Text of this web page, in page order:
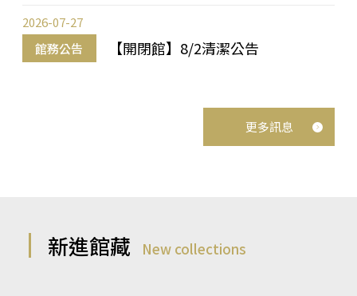
館務公告 【開閉館】8/2清潔公告
2026-07-27
更多訊息
新進館藏 New collections